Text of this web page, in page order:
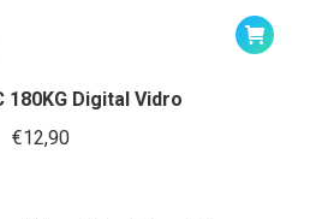
180KG Digital Vidro
€12,90